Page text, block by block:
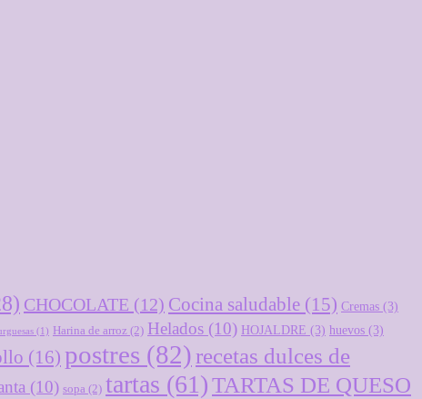
CHOCOLATE (12) Cocina saludable (15) Cremas (3)
(1) Harina de arroz (2) Helados (10) HOJALDRE (3) huevos (3)
(16) postres (82)recetas dulces de
(10) sopa (2) tartas (61)TARTAS DE QUESO